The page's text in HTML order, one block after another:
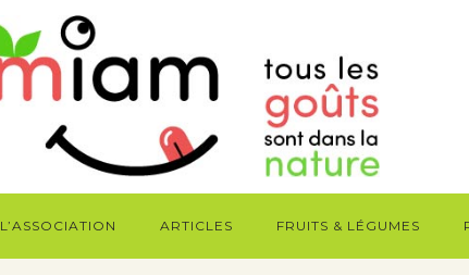
L’ASSOCIATION ARTICLES FRUITS & LÉGUMES